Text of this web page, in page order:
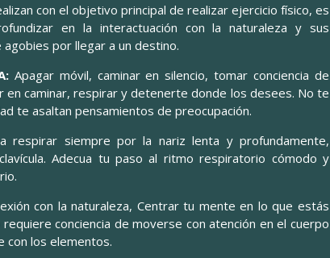
con el objetivo principal de realizar ejercicio físico, es
en la interactuación con la naturaleza y sus
por llegar a un destino.
Apagar móvil, caminar en silencio, tomar conciencia de
en caminar, respirar y detenerte donde los desees. No te
te asaltan pensamientos de preocupación.
respirar siempre por la nariz lenta y profundamente,
Adecua tu paso al ritmo respiratorio cómodo y
con la naturaleza, Centrar tu mente en lo que estás
conciencia de moverse con atención en el cuerpo
con los elementos.